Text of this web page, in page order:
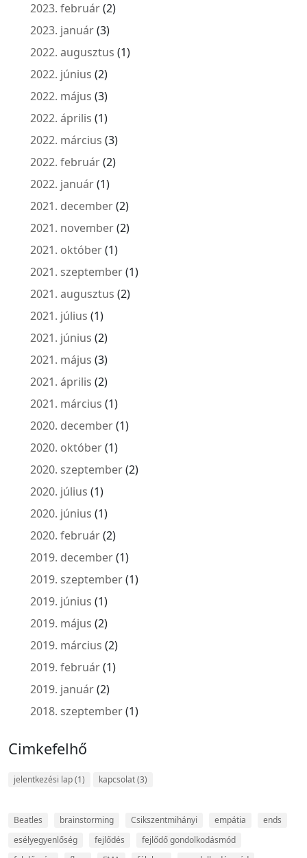
2023. február(2)
2023. január(3)
2022. augusztus (1)
2022. június (2)
2022. május (3)
2022. április (1)
2022. március (3)
2022. február(2)
2022. január(1)
2021. december(2)
2021. november(2)
2021. október(1)
2021. szeptember(1)
2021. augusztus (2)
2021. július (1)
2021. június (2)
2021. május (3)
2021. április (2)
2021. március (1)
2020. december(1)
2020. október(1)
2020. szeptember(2)
2020. július (1)
2020. június (1)
2020. február(2)
2019. december(1)
2019. szeptember(1)
2019. június (1)
2019. május (2)
2019. március (2)
2019. február(1)
2019. január(2)
2018. szeptember(1)
Cimkefelhő
jelentkezési lap(1) kapcsolat(3)
Beatles brainstorming Csikszentmihányi empátia
ends
esélyegyenlőség
fejlődés
fejlődő gondolkodásmód